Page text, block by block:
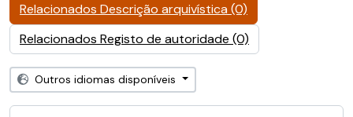
Relacionados Descrição arquivística (0)
Relacionados Registo de autoridade (0)
Outros idiomas disponíveis